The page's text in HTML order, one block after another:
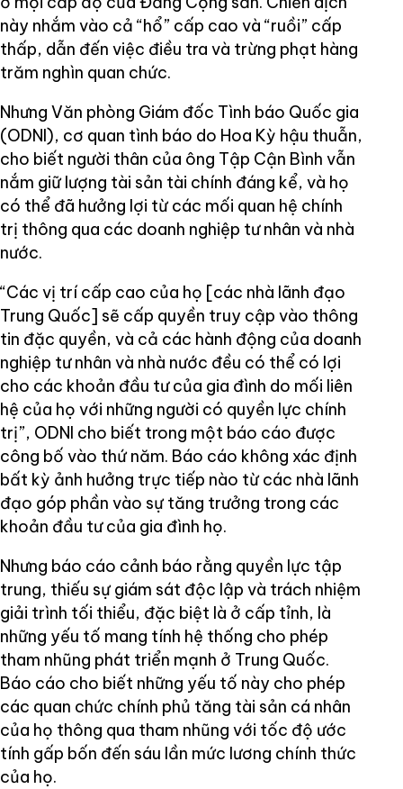
này nhắm vào cả “hổ” cấp cao và “ruồi” cấp
thấp, dẫn đến việc điều tra và trừng phạt hàng
trăm nghìn quan chức.
Nhưng Văn phòng Giám đốc Tình báo Quốc gia
(ODNI), cơ quan tình báo do Hoa Kỳ hậu thuẫn,
cho biết người thân của ông Tập Cận Bình vẫn
nắm giữ lượng tài sản tài chính đáng kể, và họ
có thể đã hưởng lợi từ các mối quan hệ chính
trị thông qua các doanh nghiệp tư nhân và nhà
nước.
“Các vị trí cấp cao của họ [các nhà lãnh đạo
Trung Quốc] sẽ cấp quyền truy cập vào thông
tin đặc quyền, và cả các hành động của doanh
nghiệp tư nhân và nhà nước đều có thể có lợi
cho các khoản đầu tư của gia đình do mối liên
hệ của họ với những người có quyền lực chính
trị”, ODNI cho biết trong một báo cáo được
công bố vào thứ năm. Báo cáo không xác định
bất kỳ ảnh hưởng trực tiếp nào từ các nhà lãnh
đạo góp phần vào sự tăng trưởng trong các
khoản đầu tư của gia đình họ.
Nhưng báo cáo cảnh báo rằng quyền lực tập
trung, thiếu sự giám sát độc lập và trách nhiệm
giải trình tối thiểu, đặc biệt là ở cấp tỉnh, là
những yếu tố mang tính hệ thống cho phép
tham nhũng phát triển mạnh ở Trung Quốc.
Báo cáo cho biết những yếu tố này cho phép
các quan chức chính phủ tăng tài sản cá nhân
của họ thông qua tham nhũng với tốc độ ước
tính gấp bốn đến sáu lần mức lương chính thức
của họ.